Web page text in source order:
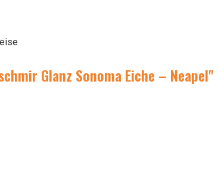
Glanz Sonoma Eiche – Neapel"